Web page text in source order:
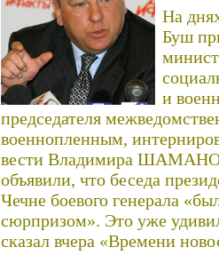
На
Буш
и
председателя
военнопленным,
вести Владимира
объявили, что беседа
Чечне боевого генерала
сюрпризом». Это уже
сказал вчера «Времени